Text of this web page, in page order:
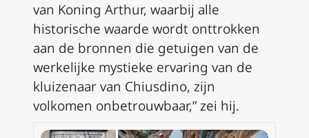
van Koning Arthur, waarbij alle
historische waarde wordt onttrokken
aan de bronnen die getuigen van de
werkelijke mystieke ervaring van de
kluizenaar van Chiusdino, zijn
volkomen onbetrouwbaar,” zei hij.